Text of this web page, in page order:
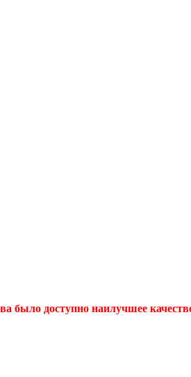
было доступно наилучшее